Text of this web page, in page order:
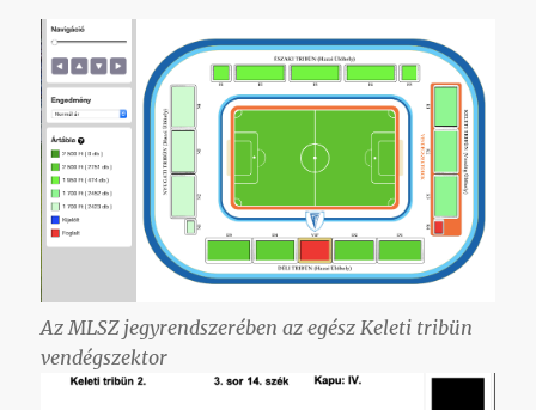
Az MLSZ jegyrendszerében az egész Keleti tribün
vendégszektor